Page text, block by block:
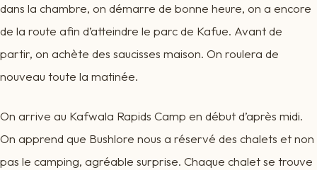
dans la chambre, on démarre de bonne heure, on a encore
de la route afin d’atteindre le parc de Kafue. Avant de
partir, on achète des saucisses maison. On roulera de
nouveau toute la matinée.
On arrive au Kafwala Rapids Camp en début d’après midi.
On apprend que Bushlore nous a réservé des chalets et non
pas le camping, agréable surprise. Chaque chalet se trouve